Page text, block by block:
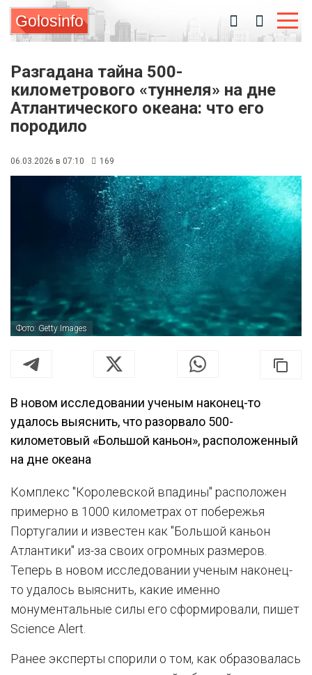
Golosinfo
Разгадана тайна 500-
километрового «туннеля» на дне
Атлантического океана: что его
породило
06.03.2026 в 07:10 169
Фото: Getty Images
В новом исследовании ученым наконец-то
удалось выяснить, что разорвало 500-
километовый «Большой каньон», расположенный
на дне океана
Комплекс "Королевской впадины" расположен
примерно в 1000 километрах от побережья
Португалии и известен как "Большой каньон
Атлантики" из-за своих огромных размеров.
Теперь в новом исследовании ученым наконец-
то удалось выяснить, какие именно
монументальные силы его сформировали, пишет
Science Alert.
Ранее эксперты спорили о том, как образовалась